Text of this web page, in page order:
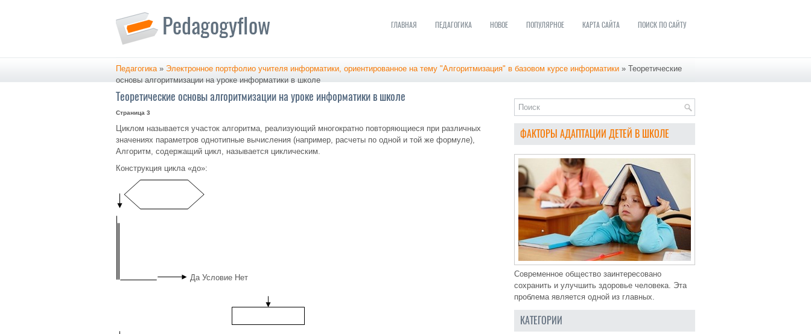
ГЛАВНАЯ ПЕДАГОГИКА НОВОЕ ПОПУЛЯРНОЕ КАРТА САЙТА ПОИСК ПО САЙТУ
Педагогика» Электронное портфолио учителя информатики, ориентированное на тему "Алгоритмизация" в базовом курсе информатики » Теоретические
основы алгоритмизации на уроке информатики в школе
Теоретические основы алгоритмизации на уроке информатики в школе
Страница 3
Циклом называется участок алгоритма, реализующий многократно повторяющиеся при различных
значениях параметров однотипные вычисления (например, расчеты по одной и той же формуле),
Алгоритм, содержащий цикл, называется циклическим.
Конструкция цикла «до»:
Да Условие Нет
ФАКТОРЫ АДАПТАЦИИ ДЕТЕЙ В ШКОЛЕ
Современное общество заинтересовано
сохранить и улучшить здоровье человека. Эта
проблема является одной из главных.
КАТЕГОРИИ